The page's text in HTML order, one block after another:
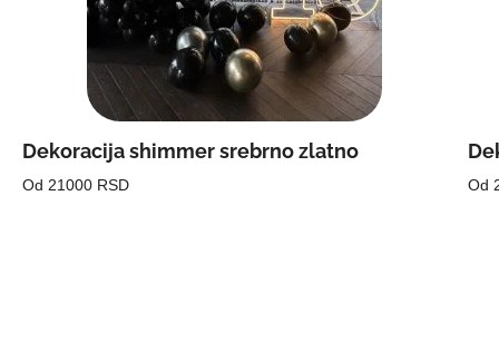
Dekoracija shimmer srebrno zlatno
Od 21000 RSD Od